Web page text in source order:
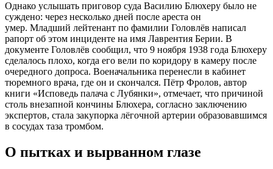
Однако услышать приговор суда Василию Блюхеру было не
суждено: через несколько дней после ареста он
умер. Младший лейтенант по фамилии Головлёв написал
рапорт об этом инциденте на имя Лаврентия Берии. В
документе Головлёв сообщил, что 9 ноября 1938 года Блюхеру
сделалось плохо, когда его вели по коридору в камеру после
очередного допроса. Военачальника перенесли в кабинет
тюремного врача, где он и скончался. Пётр Фролов, автор
книги «Исповедь палача с Лубянки», отмечает, что причиной
столь внезапной кончины Блюхера, согласно заключению
экспертов, стала закупорка лёгочной артерии образовавшимся
в сосудах таза тромбом.
О пытках и вырванном глазе